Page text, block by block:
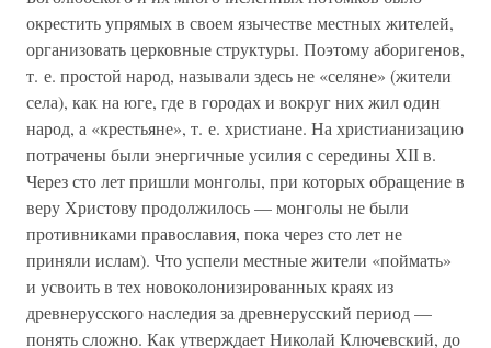
окрестить упрямых в своем язычестве местных жителей,
организовать церковные структуры. Поэтому аборигенов,
т. е. простой народ, называли здесь не «селяне» (жители
села), как на юге, где в городах и вокруг них жил один
народ, а «крестьяне», т. е. христиане. На христианизацию
потрачены были энергичные усилия с середины ХІІ в.
Через сто лет пришли монголы, при которых обращение в
веру Христову продолжилось — монголы не были
противниками православия, пока через сто лет не
приняли ислам). Что успели местные жители «поймать»
и усвоить в тех новоколонизированных краях из
древнерусского наследия за древнерусский период —
понять сложно. Как утверждает Николай Ключевский, до